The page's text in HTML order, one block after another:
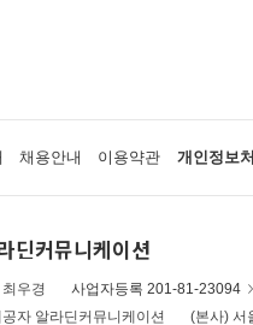
채용안내 이용약관 개인정보
딘커뮤니케이션
우경 사업자등록 201-81-23094
자 알라딘커뮤니케이션
(본사) 서